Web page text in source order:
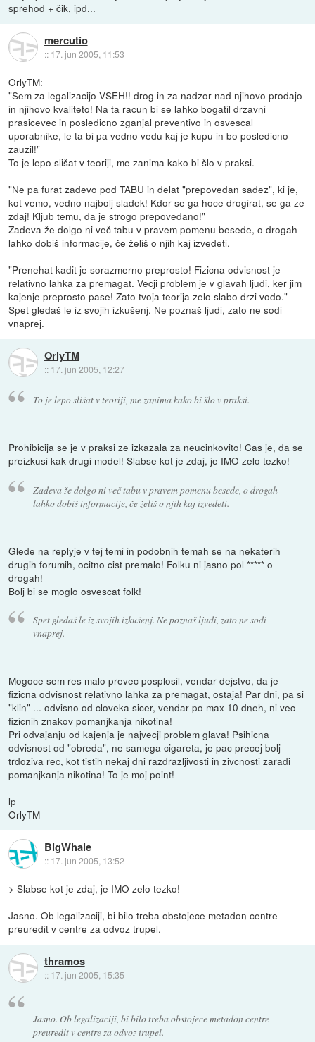
sprehod + čik, ipd...
mercutio
:: 17. jun 2005, 11:53
OrlyTM:
"Sem za legalizacijo VSEH!! drog in za nadzor nad njihovo prodajo
in njihovo kvaliteto! Na ta racun bi se lahko bogatil drzavni
prasicevec in posledicno zganjal preventivo in osvescal
uporabnike, le ta bi pa vedno vedu kaj je kupu in bo posledicno
zauzil!"
To je lepo slišat v teoriji, me zanima kako bi šlo v praksi.
"Ne pa furat zadevo pod TABU in delat "prepovedan sadez", ki je,
kot vemo, vedno najbolj sladek! Kdor se ga hoce drogirat, se ga ze
zdaj! Kljub temu, da je strogo prepovedano!"
Zadeva že dolgo ni več tabu v pravem pomenu besede, o drogah
lahko dobiš informacije, če želiš o njih kaj izvedeti.
"Prenehat kadit je sorazmerno preprosto! Fizicna odvisnost je
relativno lahka za premagat. Vecji problem je v glavah ljudi, ker jim
kajenje preprosto pase! Zato tvoja teorija zelo slabo drzi vodo."
Spet gledaš le iz svojih izkušenj. Ne poznaš ljudi, zato ne sodi
vnaprej.
OrlyTM
:: 17. jun 2005, 12:27
To je lepo slišat v teoriji, me zanima kako bi šlo v praksi.
Prohibicija se je v praksi ze izkazala za neucinkovito! Cas je, da se
preizkusi kak drugi model! Slabse kot je zdaj, je IMO zelo tezko!
Zadeva že dolgo ni več tabu v pravem pomenu besede, o drogah
lahko dobiš informacije, če želiš o njih kaj izvedeti.
Glede na replyje v tej temi in podobnih temah se na nekaterih
drugih forumih, ocitno cist premalo! Folku ni jasno pol ***** o
drogah!
Bolj bi se moglo osvescat folk!
Spet gledaš le iz svojih izkušenj. Ne poznaš ljudi, zato ne sodi
vnaprej.
Mogoce sem res malo prevec posplosil, vendar dejstvo, da je
fizicna odvisnost relativno lahka za premagat, ostaja! Par dni, pa si
"klin" ... odvisno od cloveka sicer, vendar po max 10 dneh, ni vec
fizicnih znakov pomanjkanja nikotina!
Pri odvajanju od kajenja je najvecji problem glava! Psihicna
odvisnost od "obreda", ne samega cigareta, je pac precej bolj
trdoziva rec, kot tistih nekaj dni razdrazljivosti in zivcnosti zaradi
pomanjkanja nikotina! To je moj point!
lp
OrlyTM
BigWhale
:: 17. jun 2005, 13:52
> Slabse kot je zdaj, je IMO zelo tezko!
Jasno. Ob legalizaciji, bi bilo treba obstojece metadon centre
preuredit v centre za odvoz trupel.
thramos
:: 17. jun 2005, 15:35
Jasno. Ob legalizaciji, bi bilo treba obstojece metadon centre
preuredit v centre za odvoz trupel.